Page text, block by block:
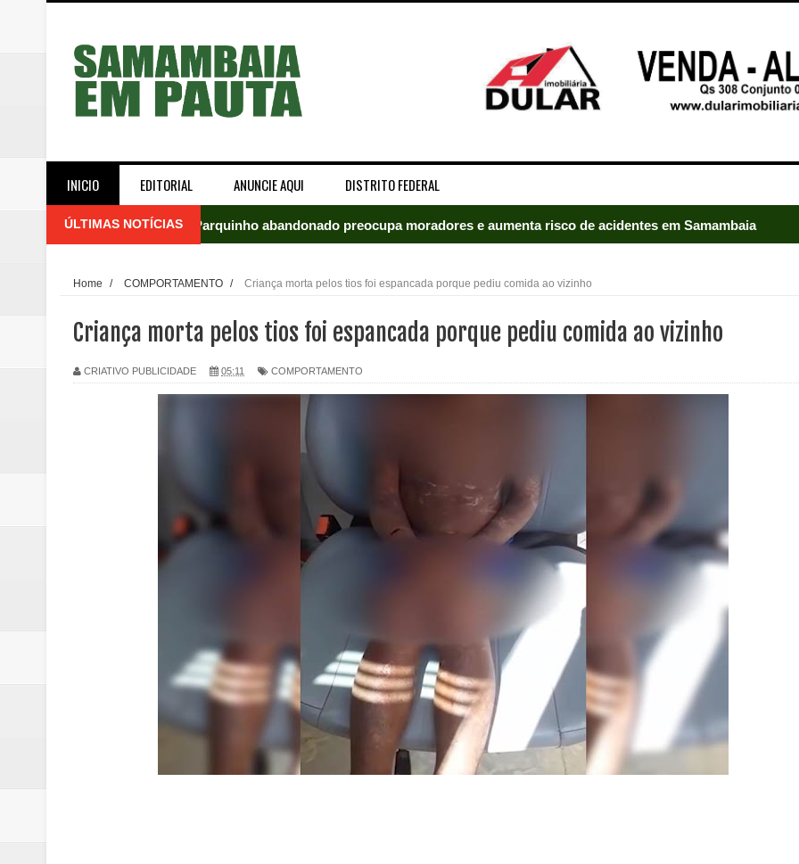
INICIO EDITORIAL ANUNCIE AQUI DISTRITO FEDERAL
ÚLTIMAS NOTÍCIAS Parquinho abandonado preocupa moradores e aumenta risco de acidentes em Samambaia
Incêndio atinge carro estacionado em Samambaia
Celina Leão abre 8,4 pontos sobre Arruda e lidera disputa pelo GDF
Nova mistura de 32% de etanol altera dinâmica dos postos e exige atenção de motoristas de
Campanha para Transplante do Padre Lucas de Samambaia entra em mês decisivo com 72% da
Renata D'Aguiar intensifica ações sociais e cobrança por melhorias em Samambaia
Moradores encontram quase 50 escorpiões em boca de lobo em Samambaia
Homem é socorrido após ser vítima de agressão em Samambaia
Moradora de Samambaia tem prisão preventiva decretada pela Justiça
Home / COMPORTAMENTO / Criança morta pelos tios foi espancada porque pediu comida ao vizinho
Criança morta pelos tios foi espancada porque pediu comida ao vizinho
CRIATIVO PUBLICIDADE 05:11 COMPORTAMENTO